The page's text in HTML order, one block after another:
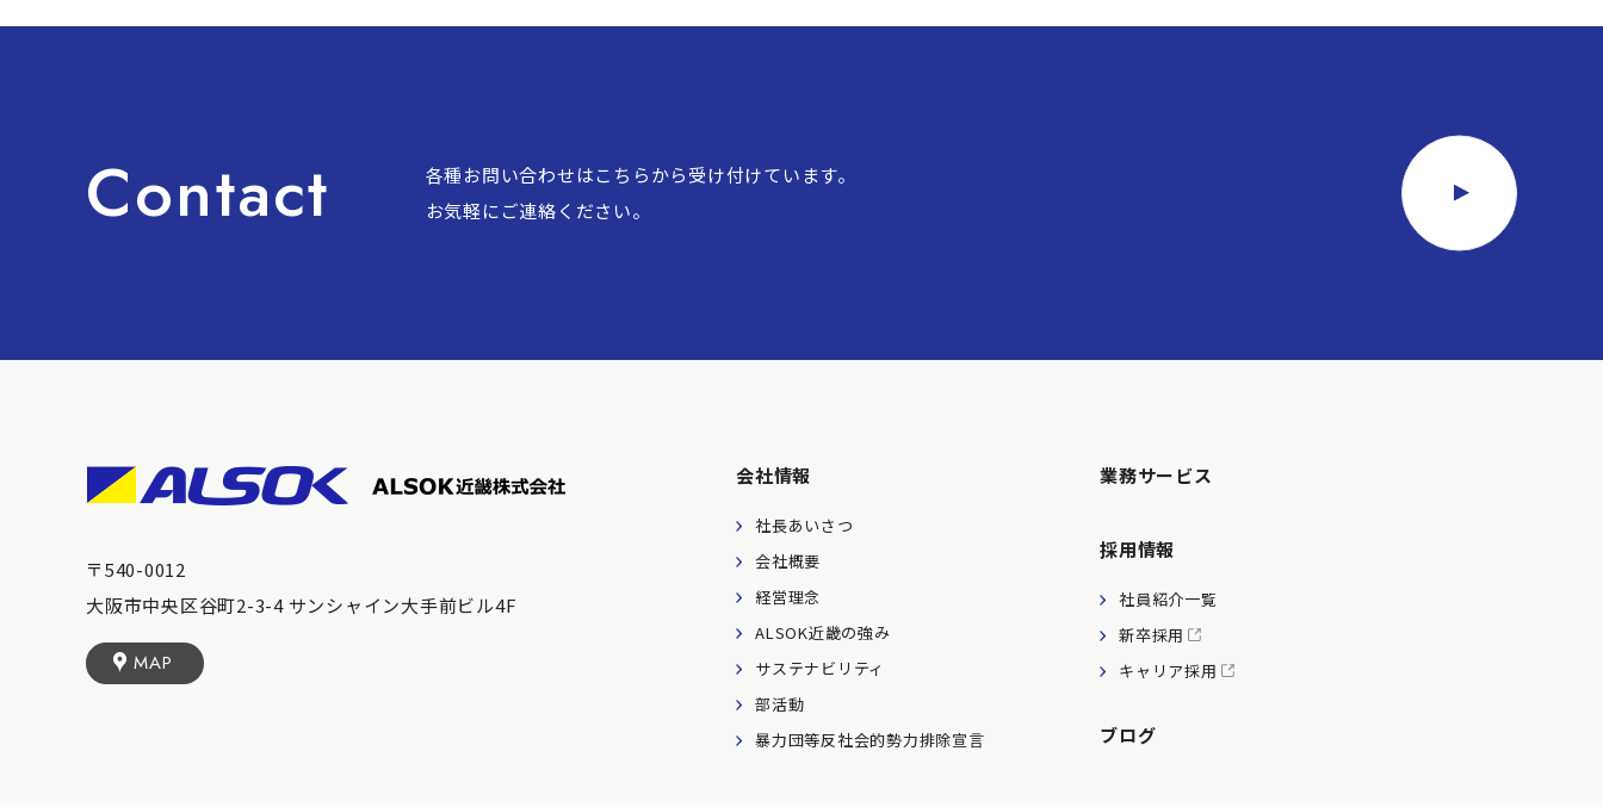
Contact 各種お問い合わせはこちらから受け付けています。
お気軽にご連絡ください。
〒540-0012
大阪市中央区谷町2-3-4 サンシャイン大手前ビル4F
MAP
会社情報
社長あいさつ
会社概要
経営理念
ALSOK近畿の強み
サステナビリティ
部活動
暴力団等反社会的勢力排除宣言
業務サービス
採用情報
社員紹介一覧
新卒採用
キャリア採用
ブログ